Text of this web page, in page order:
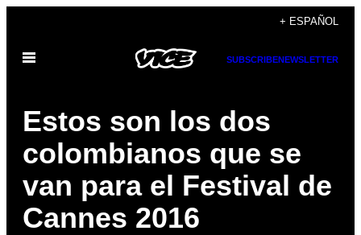
contenido
+ ESPAÑOL
Abrir
SUBSCRIBENEWSLETTER
Estos son los dos
colombianos que se
van para el Festival de
Cannes 2016